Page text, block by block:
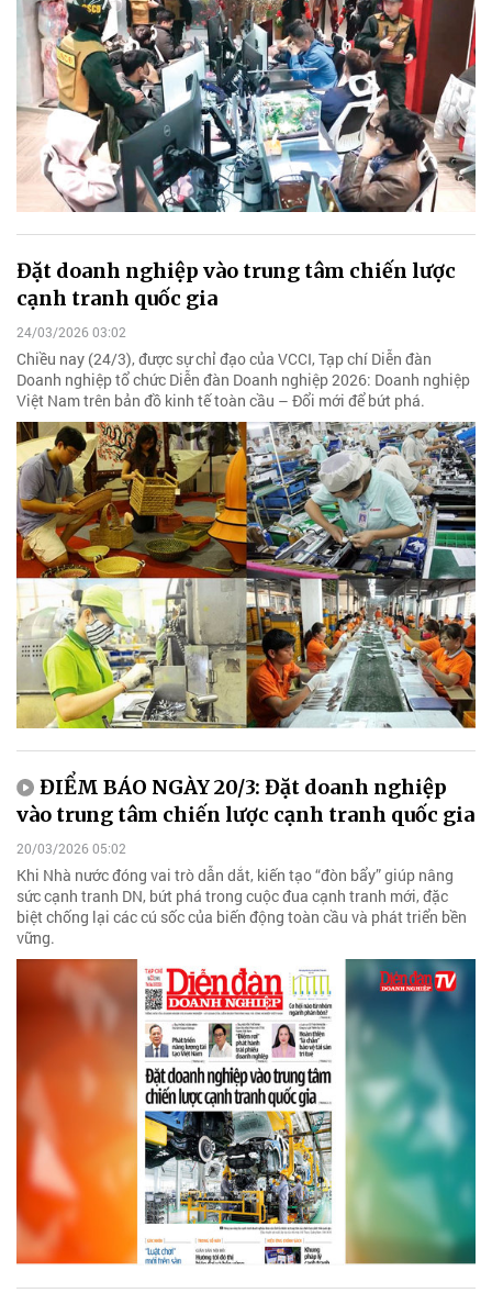
Đặt doanh nghiệp vào trung tâm chiến lược
cạnh tranh quốc gia
24/03/2026 03:02
Chiều nay (24/3), được sự chỉ đạo của VCCI, Tạp chí Diễn đàn
Doanh nghiệp tổ chức Diễn đàn Doanh nghiệp 2026: Doanh nghiệp
Việt Nam trên bản đồ kinh tế toàn cầu – Đổi mới để bứt phá.
ĐIỂM BÁO NGÀY 20/3: Đặt doanh nghiệp
vào trung tâm chiến lược cạnh tranh quốc gia
20/03/2026 05:02
Khi Nhà nước đóng vai trò dẫn dắt, kiến tạo “đòn bẩy” giúp nâng
sức cạnh tranh DN, bứt phá trong cuộc đua cạnh tranh mới, đặc
biệt chống lại các cú sốc của biến động toàn cầu và phát triển bền
vững.